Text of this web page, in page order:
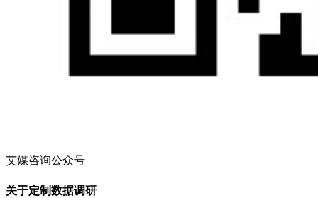
艾媒咨询公众号
关于定制数据调研